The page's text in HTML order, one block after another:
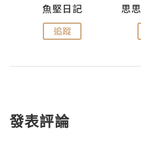
魚堅日記
追蹤
發表評論